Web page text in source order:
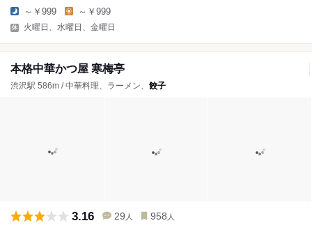
～￥999 ～￥999
火曜日、水曜日、金曜日
本格中華かつ屋 寒梅亭
渋沢駅 586m / 中華料理、ラーメン、 餃子
3.16 29 人 958 人